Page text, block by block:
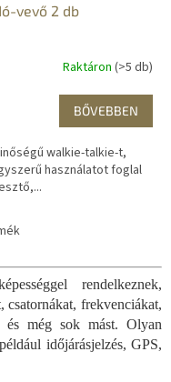
vevő 2 db
Raktáron (>5 db)
BŐVEBBEN
walkie-talkie-t,
használatot foglal
rendelkeznek,
csatornákat, frekvenciákat,
és még sok mást. Olyan
időjárásjelzés, GPS,